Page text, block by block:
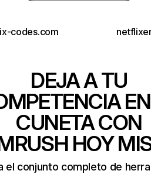
codes.com
DEJA A TU
CUNETA CON
HOY
el conjunto completo de